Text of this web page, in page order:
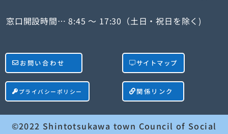
窓口開設時間… 8:45 ～ 17:30（土日・祝日を除く)
お問い合わせ サイトマップ
プライバシーポリシー 関係リンク
©2022 Shintotsukawa town Council of Social